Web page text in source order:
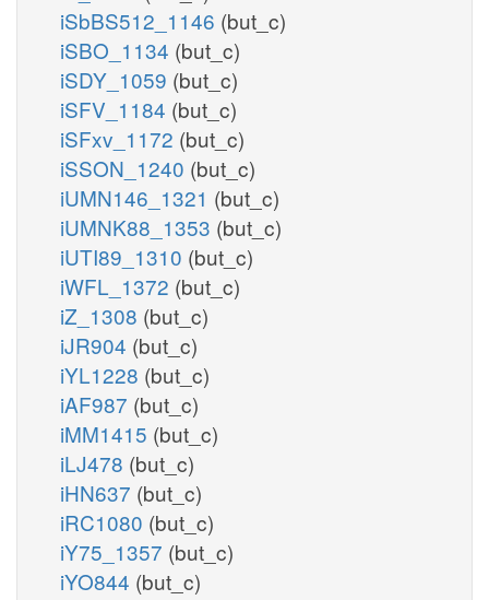
iSbBS512_1146 (but_c)
iSBO_1134 (but_c)
iSDY_1059 (but_c)
iSFV_1184 (but_c)
iSFxv_1172 (but_c)
iSSON_1240 (but_c)
iUMN146_1321 (but_c)
iUMNK88_1353 (but_c)
iUTI89_1310 (but_c)
iWFL_1372 (but_c)
iZ_1308 (but_c)
iJR904 (but_c)
iYL1228 (but_c)
iAF987 (but_c)
iMM1415 (but_c)
iLJ478 (but_c)
iHN637 (but_c)
iRC1080 (but_c)
iY75_1357 (but_c)
iYO844 (but_c)